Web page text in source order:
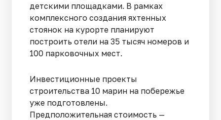
детскими площадками. В рамках
комплексного создания яхтенных
стоянок на курорте планируют
построить отели на 35 тысяч номеров и
100 парковочных мест.
Инвестиционные проекты
строительства 10 марин на побережье
уже подготовлены.
Предположительная стоимость —